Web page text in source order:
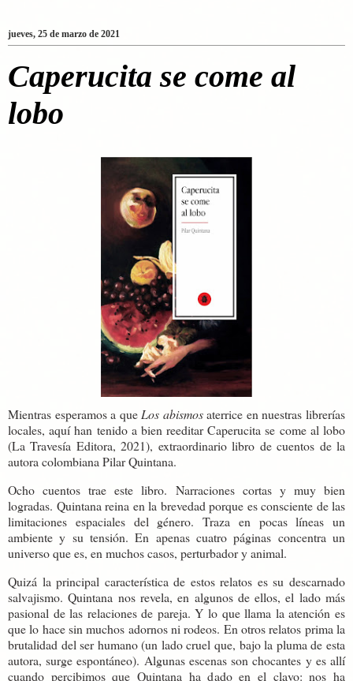
jueves, 25 de marzo de 2021
Caperucita se come al
lobo
Mientras esperamos a que Los abismosaterrice en nuestras librerías
locales, aquí han tenido a bien reeditar Caperucita se come al lobo
(La Travesía Editora, 2021), extraordinario libro de cuentos de la
autora colombiana Pilar Quintana.
Ocho cuentos trae este libro. Narraciones cortas y muy bien
logradas. Quintana reina en la brevedad porque es consciente de las
limitaciones espaciales del género. Traza en pocas líneas un
ambiente y su tensión. En apenas cuatro páginas concentra un
universo que es, en muchos casos, perturbador y animal.
Quizá la principal característica de estos relatos es su descarnado
salvajismo. Quintana nos revela, en algunos de ellos, el lado más
pasional de las relaciones de pareja. Y lo que llama la atención es
que lo hace sin muchos adornos ni rodeos. En otros relatos prima la
brutalidad del ser humano (un lado cruel que, bajo la pluma de esta
autora, surge espontáneo). Algunas escenas son chocantes y es allí
cuando percibimos que Quintana ha dado en el clavo: nos ha